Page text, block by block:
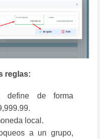
reglas:
define de forma
local.
a un grupo,